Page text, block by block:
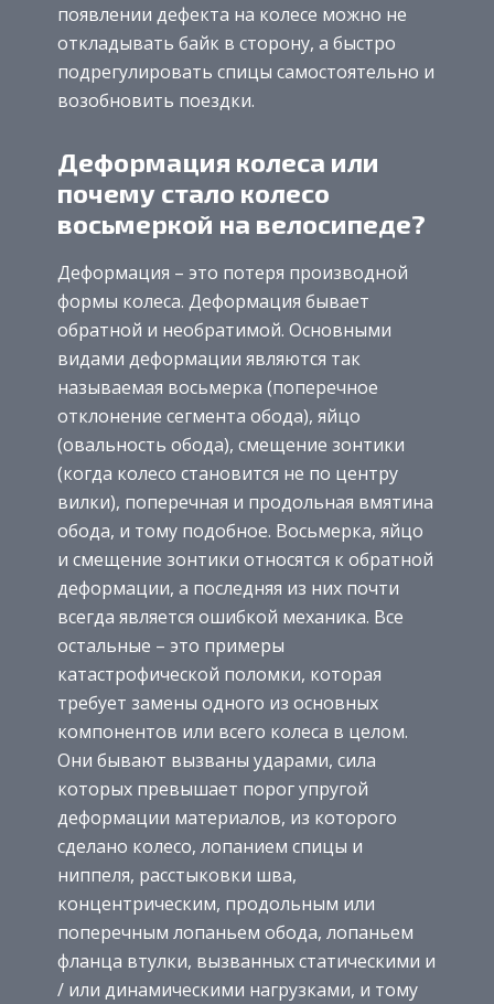
появлении дефекта на колесе можно не
откладывать байк в сторону, а быстро
подрегулировать спицы самостоятельно и
возобновить поездки.
Деформация колеса или
почему стало колесо
восьмеркой на велосипеде?
Деформация – это потеря производной
формы колеса. Деформация бывает
обратной и необратимой. Основными
видами деформации являются так
называемая восьмерка (поперечное
отклонение сегмента обода), яйцо
(овальность обода), смещение зонтики
(когда колесо становится не по центру
вилки), поперечная и продольная вмятина
обода, и тому подобное. Восьмерка, яйцо
и смещение зонтики относятся к обратной
деформации, а последняя из них почти
всегда является ошибкой механика. Все
остальные – это примеры
катастрофической поломки, которая
требует замены одного из основных
компонентов или всего колеса в целом.
Они бывают вызваны ударами, сила
которых превышает порог упругой
деформации материалов, из которого
сделано колесо, лопанием спицы и
ниппеля, расстыковки шва,
концентрическим, продольным или
поперечным лопаньем обода, лопаньем
фланца втулки, вызванных статическими и
/ или динамическими нагрузками, и тому